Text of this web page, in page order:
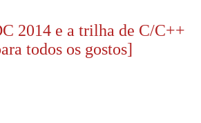
2014 e a trilha de C/C++
todos os gostos]